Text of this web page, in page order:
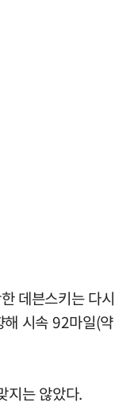
데븐스키는 다시
해 시속 92마일(약
지는 않았다.